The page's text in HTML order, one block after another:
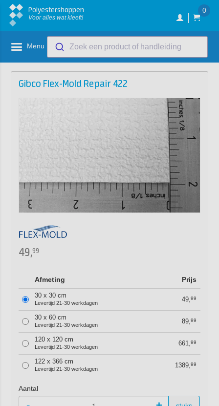
Polyestershoppen
Voor alles wat kleeft!
0
Menu Zoek een product of handleiding
Gibco Flex-Mold Repair 422
49,99
Afmeting Prijs
30 x 30 cm
Levertijd 21-30 werkdagen 49,99
30 x 60 cm
Levertijd 21-30 werkdagen 89,99
120 x 120 cm
Levertijd 21-30 werkdagen 661,99
122 x 366 cm
Levertijd 21-30 werkdagen 1389,99
Aantal